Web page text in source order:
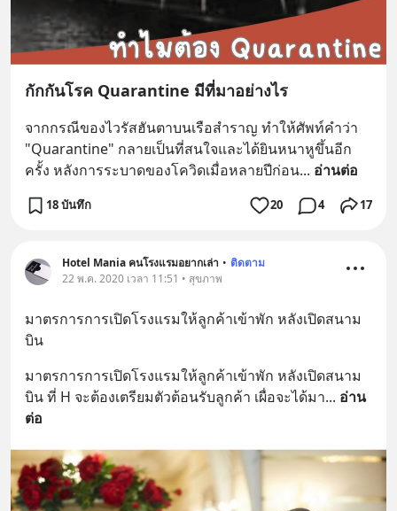
กักกันโรค Quarantine มีที่มาอย่างไร
จากกรณีของไวรัสฮันตาบนเรือสำราญ ทำให้ศัพท์คำว่า
"Quarantine" กลายเป็นที่สนใจและได้ยินหนาหูขึ้นอีก
ครั้ง หลังการระบาดของโควิดเมื่อหลายปีก่อน... อ่านต่อ
18 บันทึก 20 4 17
Hotel Mania คนโรงแรมอยากเล่า • ติดตาม
22 พ.ค. 2020 เวลา 11:51 • สุขภาพ
มาตรการการเปิดโรงแรมให้ลูกค้าเข้าพัก หลังเปิดสนาม
บิน
มาตรการการเปิดโรงแรมให้ลูกค้าเข้าพัก หลังเปิดสนาม
บิน ที่ H จะต้องเตรียมตัวต้อนรับลูกค้า เผื่อจะได้มา... อ่าน
ต่อ